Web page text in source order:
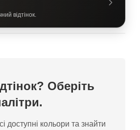
відтінок.
Оберіть
доступні кольори та знайти